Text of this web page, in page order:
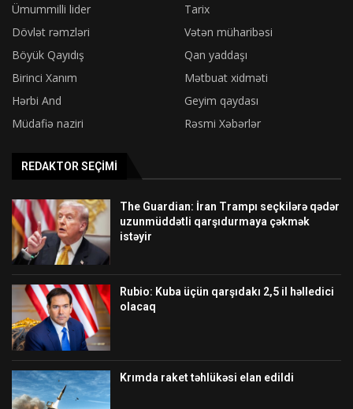
Ümummilli lider
Tarix
Dövlət rəmzləri
Vətən müharibəsi
Böyük Qayıdış
Qan yaddaşı
Birinci Xanım
Mətbuat xidməti
Hərbi And
Geyim qaydası
Müdafiə naziri
Rəsmi Xəbərlər
REDAKTOR SEÇIMI
The Guardian: İran Trampı seçkilərə qədər
uzunmüddətli qarşıdurmaya çəkmək
istəyir
Rubio: Kuba üçün qarşıdakı 2,5 il həlledici
olacaq
Krımda raket təhlükəsi elan edildi